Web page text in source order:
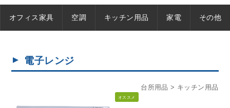
オフィス家具 空調 キッチン用品 家電 その他
電子レンジ
台所用品 キッチン用品
オススメ